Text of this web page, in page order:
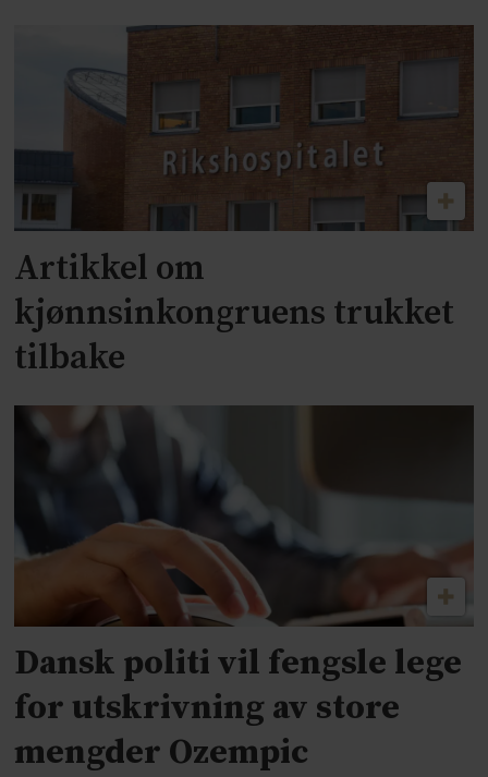
Artikkel om
kjønnsinkongruens trukket
tilbake
Dansk politi vil fengsle lege
for utskrivning av store
mengder Ozempic